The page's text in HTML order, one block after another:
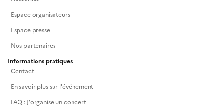
Espace organisateurs
Espace presse
Nos partenaires
Informations pratiques
Contact
En savoir plus sur l'événement
FAQ : J'organise un concert